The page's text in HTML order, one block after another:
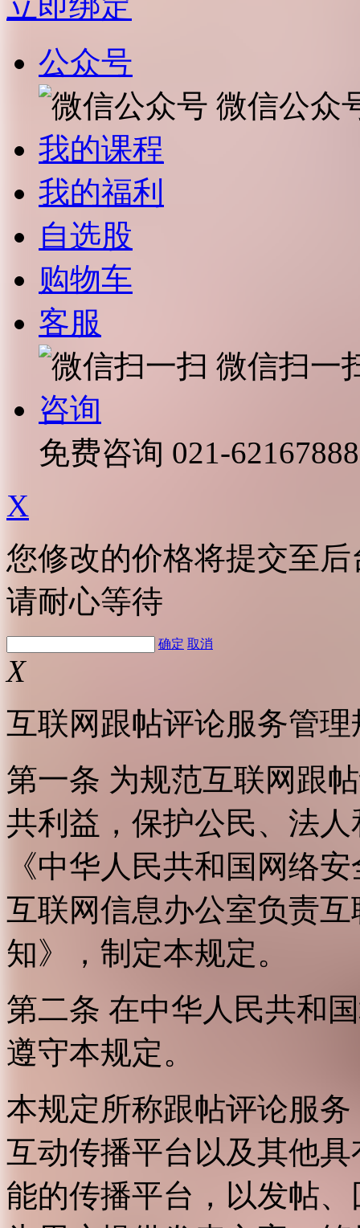
公众号
微信公众
我的课程
我的福利
自选股
购物车
客服
微信扫一
咨询
免费咨询 021-62167888
X
您修改的价格将提交至
请耐心等待
确定 取消
X
互联网跟帖评论服务管理
第一条 为规范互联网跟
共利益，保护公民、法
《中华人民共和国网络
互联网信息办公室负责
知》，制定本规定。
第二条 在中华人民共和
遵守本规定。
本规定所称跟帖评论服
互动传播平台以及其他
能的传播平台，以发帖